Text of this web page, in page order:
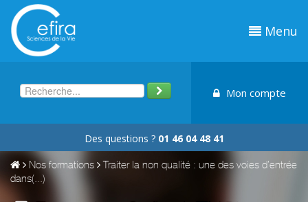
Menu
Mon compte
Des questions ? 01 46 04 48 41
Nos formations
Traiter la non qualité : une des voies d’entrée
dans(...)